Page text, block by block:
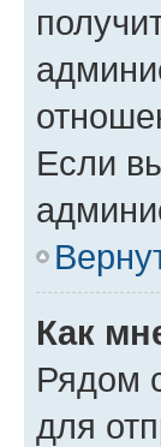
Если
Как
Рядом
для